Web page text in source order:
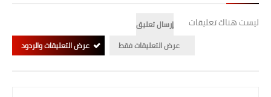
ليست هناك تعليقات
إرسال تعليق
عرض التعليقات فقط
عرض التعليقات والردود